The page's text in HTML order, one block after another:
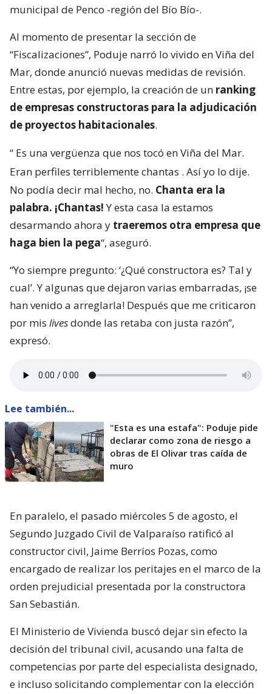
municipal de Penco -región del Bío Bío-.
Al momento de presentar la sección de
“Fiscalizaciones”, Poduje narró lo vivido en Viña del
Mar, donde anunció nuevas medidas de revisión.
Entre estas, por ejemplo, la creación de un ranking
de empresas constructoras para la adjudicación
de proyectos habitacionales.
“ Es una vergüenza que nos tocó en Viña del Mar.
Eran perfiles terriblemente chantas . Así yo lo dije.
No podía decir mal hecho, no. Chanta era la
palabra. ¡Chantas!Y esta casa la estamos
desarmando ahora y traeremos otra empresa que
haga bien la pega“, aseguró.
“Yo siempre pregunto: ‘¿Qué constructora es? Tal y
cual’. Y algunas que dejaron varias embarradas, ¡se
han venido a arreglarla! Después que me criticaron
por mis livesdonde las retaba con justa razón”,
expresó.
Lee también...
"Esta es una estafa": Poduje pide
declarar como zona de riesgo a
obras de El Olivar tras caída de
muro
En paralelo, el pasado miércoles 5 de agosto, el
Segundo Juzgado Civil de Valparaíso ratificó al
constructor civil, Jaime Berríos Pozas, como
encargado de realizar los peritajes en el marco de la
orden prejudicial presentada por la constructora
San Sebastián.
El Ministerio de Vivienda buscó dejar sin efecto la
decisión del tribunal civil, acusando una falta de
competencias por parte del especialista designado,
e incluso solicitando complementar con la elección